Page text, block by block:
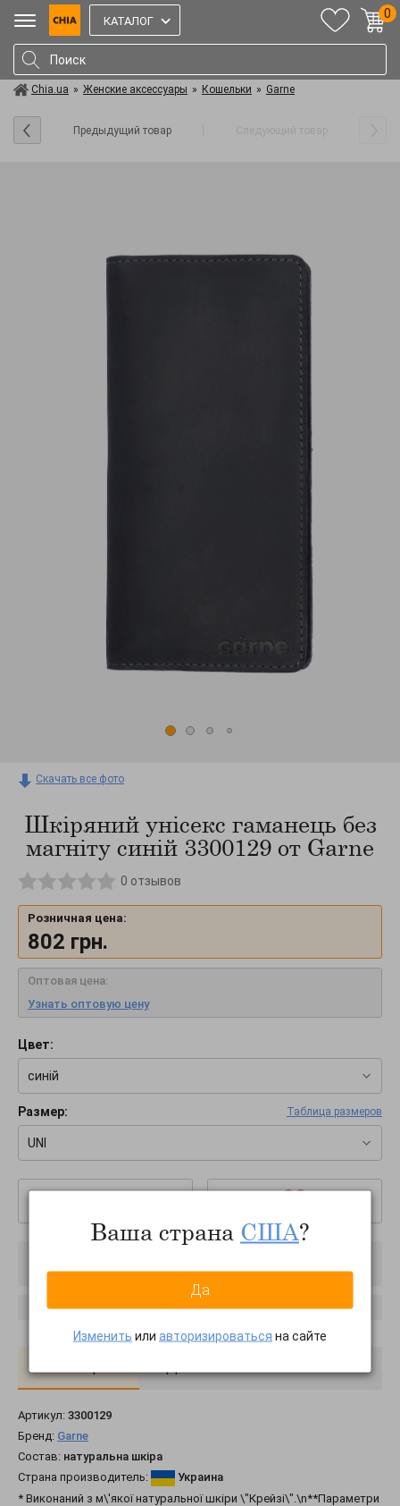
КАТАЛОГ
0
Chia.ua » Женские аксессуары » Кошельки » Garne
Предыдущий товар
Скачать все фото
Шкіряний унісекс гаманець без
магніту синій 3300129 от Garne
0 отзывов
Розничная цена:
802 грн.
Оптовая цена:
Узнать оптовую цену
Цвет:
синій
Размер: Таблица размеров
UNI
Сообщить о появлении
Артикул: 3300129
Бренд: Garne
Состав: натуральна шкіра
Страна производитель:
Украина
* Виконаний з м\'якої натуральної шкіри \"Крейзі\".\n**Параметри
Ваша страна США?
Да
Изменить или авторизироваться на сайте